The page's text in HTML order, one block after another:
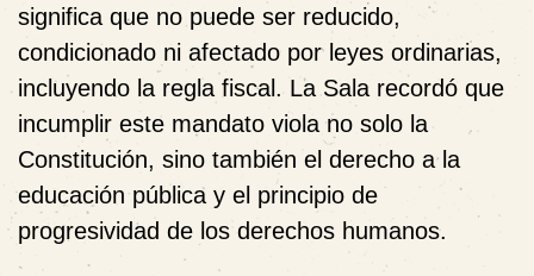
significa que no puede ser reducido,
condicionado ni afectado por leyes ordinarias,
incluyendo la regla fiscal. La Sala recordó que
incumplir este mandato viola no solo la
Constitución, sino también el derecho a la
educación pública y el principio de
progresividad de los derechos humanos.